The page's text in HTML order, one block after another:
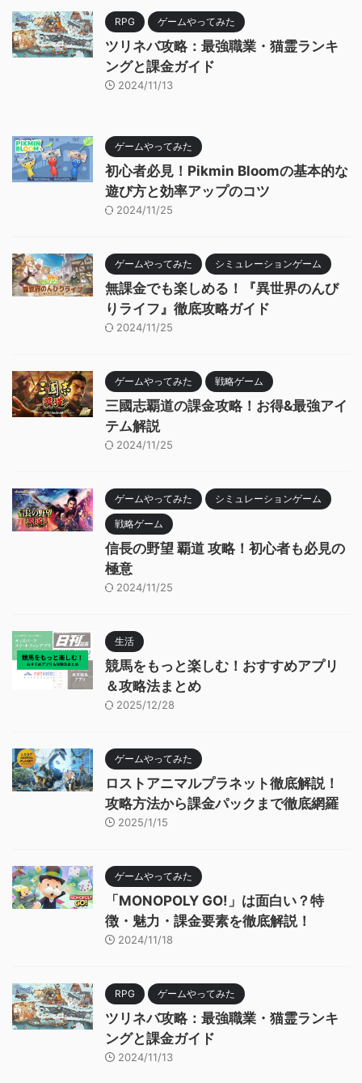
RPG ゲームやってみた
ツリネバ攻略：最強職業・猫霊ランキ
ングと課金ガイド
2024/11/13
ゲームやってみた
初心者必見！Pikmin Bloomの基本的な
遊び方と効率アップのコツ
2024/11/25
ゲームやってみた シミュレーションゲーム
無課金でも楽しめる！『異世界のんび
りライフ』徹底攻略ガイド
2024/11/25
ゲームやってみた 戦略ゲーム
三國志覇道の課金攻略！お得&最強アイ
テム解説
2024/11/25
ゲームやってみた シミュレーションゲーム
戦略ゲーム
信長の野望 覇道 攻略！初心者も必見の
極意
2024/11/25
生活
競馬をもっと楽しむ！おすすめアプリ
＆攻略法まとめ
2025/12/28
ゲームやってみた
ロストアニマルプラネット徹底解説！
攻略方法から課金パックまで徹底網羅
2025/1/15
ゲームやってみた
「MONOPOLY GO!」は面白い？特
徴・魅力・課金要素を徹底解説！
2024/11/18
RPG ゲームやってみた
ツリネバ攻略：最強職業・猫霊ランキ
ングと課金ガイド
2024/11/13